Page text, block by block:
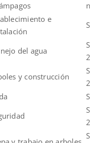
e
del agua
y construcción